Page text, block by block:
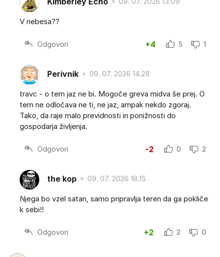
V nebesa??
Odgovori +4 5 1
Perivnik 09. 07. 2026 14.28
travc - o tem jaz ne bi. Mogoče greva midva še prej. O
tem ne odločava ne ti, ne jaz, ampak nekdo zgoraj.
Tako, da raje malo previdnosti in ponižnosti do
gospodarja življenja.
Odgovori -2 0 2
the kop 09. 07. 2026 18.15
Njega bo vzel satan, samo pripravlja teren da ga pokliče
k sebi!!
Odgovori +2 2 0